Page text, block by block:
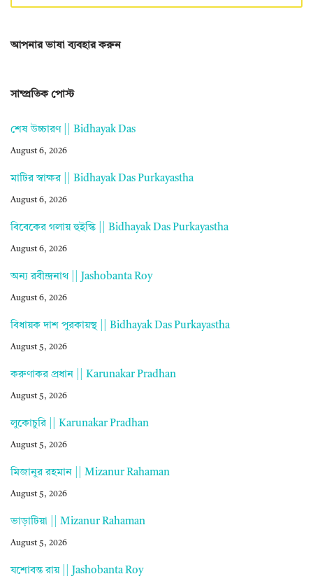
আপনার ভাষা ব্যবহার করুন
সাম্প্রতিক পোস্ট
শেষ উচ্চারণ || Bidhayak Das
August 6, 2026
মাটির স্বাক্ষর || Bidhayak Das Purkayastha
August 6, 2026
বিবেকের গলায় হুইস্কি || Bidhayak Das Purkayastha
August 6, 2026
অন্য রবীন্দ্রনাথ || Jashobanta Roy
August 6, 2026
বিধায়ক দাশ পুরকায়স্থ || Bidhayak Das Purkayastha
August 5, 2026
করুণাকর প্রধান || Karunakar Pradhan
August 5, 2026
লুকোচুরি || Karunakar Pradhan
August 5, 2026
মিজানুর রহমান || Mizanur Rahaman
August 5, 2026
ভাড়াটিয়া || Mizanur Rahaman
August 5, 2026
যশোবন্ত রায় || Jashobanta Roy